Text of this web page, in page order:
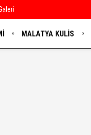
MALATYA KULIS